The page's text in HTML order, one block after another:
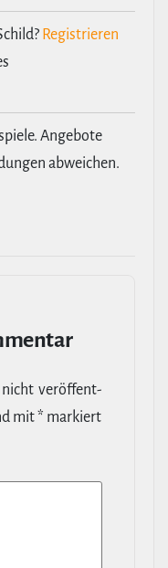
Registrieren
Angebote
abweichen.
nicht ver­öf­fent­
mit* markiert